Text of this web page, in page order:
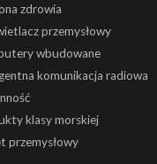
zdrowia
przemysłowy
wbudowane
komunikacja radiowa
klasy morskiej
przemysłowy